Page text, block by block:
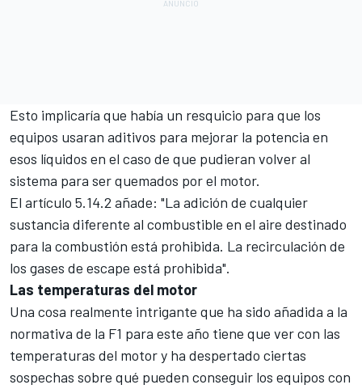
Esto implicaría que había un resquicio para que los
equipos usaran aditivos para mejorar la potencia en
esos líquidos en el caso de que pudieran volver al
sistema para ser quemados por el motor.
El artículo 5.14.2 añade: "La adición de cualquier
sustancia diferente al combustible en el aire destinado
para la combustión está prohibida. La recirculación de
los gases de escape está prohibida".
Las temperaturas del motor
Una cosa realmente intrigante que ha sido añadida a la
normativa de la F1 para este año tiene que ver con las
temperaturas del motor y ha despertado ciertas
sospechas sobre qué pueden conseguir los equipos con